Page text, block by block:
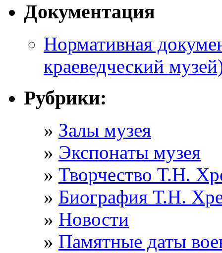
Документация
Нормативная
краеведческий
Рубрики:
Залы музея
Экспонаты музея
Творчество Т.Н.
Биография Т.Н.
Новости
Памятные даты